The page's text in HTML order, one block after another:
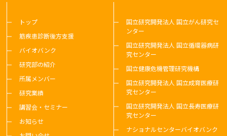
トップ
筋疾患診断後方支援
バイオバンク
研究部の紹介
所属メンバー
研究業績
講習会・セミナー
お知らせ
国立研究開発法人 国立がん研究セ
ンター
国立研究開発法人 国立循環器病研
究センター
国立健康危機管理研究機構
国立研究開発法人 国立成育医療研
究センター
国立研究開発法人 国立長寿医療研
究センター
ナショナルセンターバイオバンク